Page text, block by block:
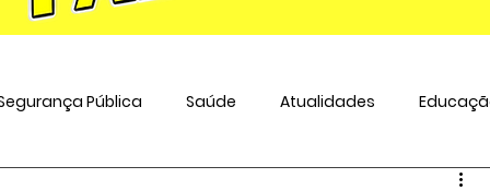
Pública Saúde Atualidades